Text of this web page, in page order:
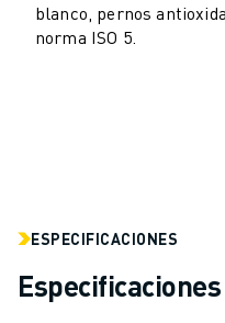
VEHÍCULOS ELÉCTRICOS
ELECTRÓNICA
MECANIZADO EN 5 EJES
SOLDADURA POR ARCO
MONTAJE
blanco, pernos
norma ISO 5.
ESPECIFICACIONES